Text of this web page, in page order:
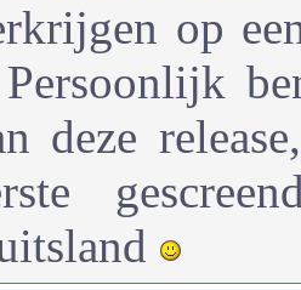
op
Persoonlijk
deze